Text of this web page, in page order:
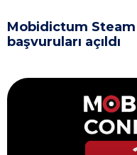
Mobidictum
başvuruları açıldı